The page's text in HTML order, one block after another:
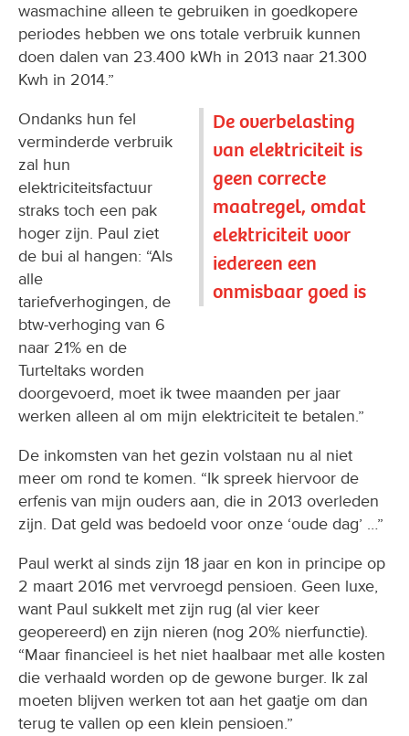
wasmachine alleen te gebruiken in goedkopere
periodes hebben we ons totale verbruik kunnen
doen dalen van 23.400 kWh in 2013 naar 21.300
Kwh in 2014.”
De overbelasting
van elektriciteit is
geen correcte
maatregel, omdat
elektriciteit voor
iedereen een
onmisbaar goed is
Ondanks hun fel
verminderde verbruik
zal hun
elektriciteitsfactuur
straks toch een pak
hoger zijn. Paul ziet
de bui al hangen: “Als
alle
tariefverhogingen, de
btw-verhoging van 6
naar 21% en de
Turteltaks worden
doorgevoerd, moet ik twee maanden per jaar
werken alleen al om mijn elektriciteit te betalen.”
De inkomsten van het gezin volstaan nu al niet
meer om rond te komen. “Ik spreek hiervoor de
erfenis van mijn ouders aan, die in 2013 overleden
zijn. Dat geld was bedoeld voor onze ‘oude dag’ …”
Paul werkt al sinds zijn 18 jaar en kon in principe op
2 maart 2016 met vervroegd pensioen. Geen luxe,
want Paul sukkelt met zijn rug (al vier keer
geopereerd) en zijn nieren (nog 20% nierfunctie).
“Maar financieel is het niet haalbaar met alle kosten
die verhaald worden op de gewone burger. Ik zal
moeten blijven werken tot aan het gaatje om dan
terug te vallen op een klein pensioen.”